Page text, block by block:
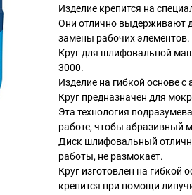
Изделие крепится на
Они отлично выдерживают
замены рабочих элементов.
Круг для шлифовальной
3000.
Изделие на гибкой основе
Круг предназначен для
Эта технология
работе, чтобы абразивный
Диск шлифовальный
работы, не размокает.
Круг изготовлен на гибкой
крепится при помощи